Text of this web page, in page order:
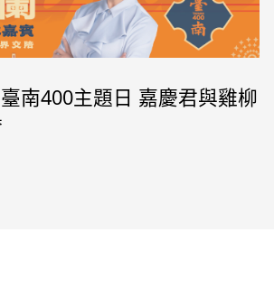
南400主題日 嘉慶君與雞柳